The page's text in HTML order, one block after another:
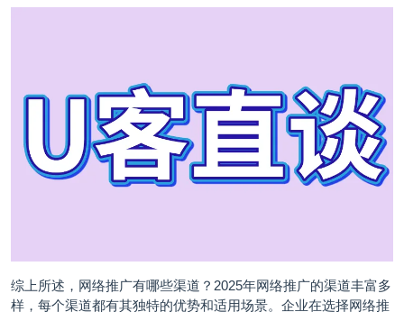
综上所述，网络推广有哪些渠道？2025年网络推广的渠道丰富多
样，每个渠道都有其独特的优势和适用场景。企业在选择网络推